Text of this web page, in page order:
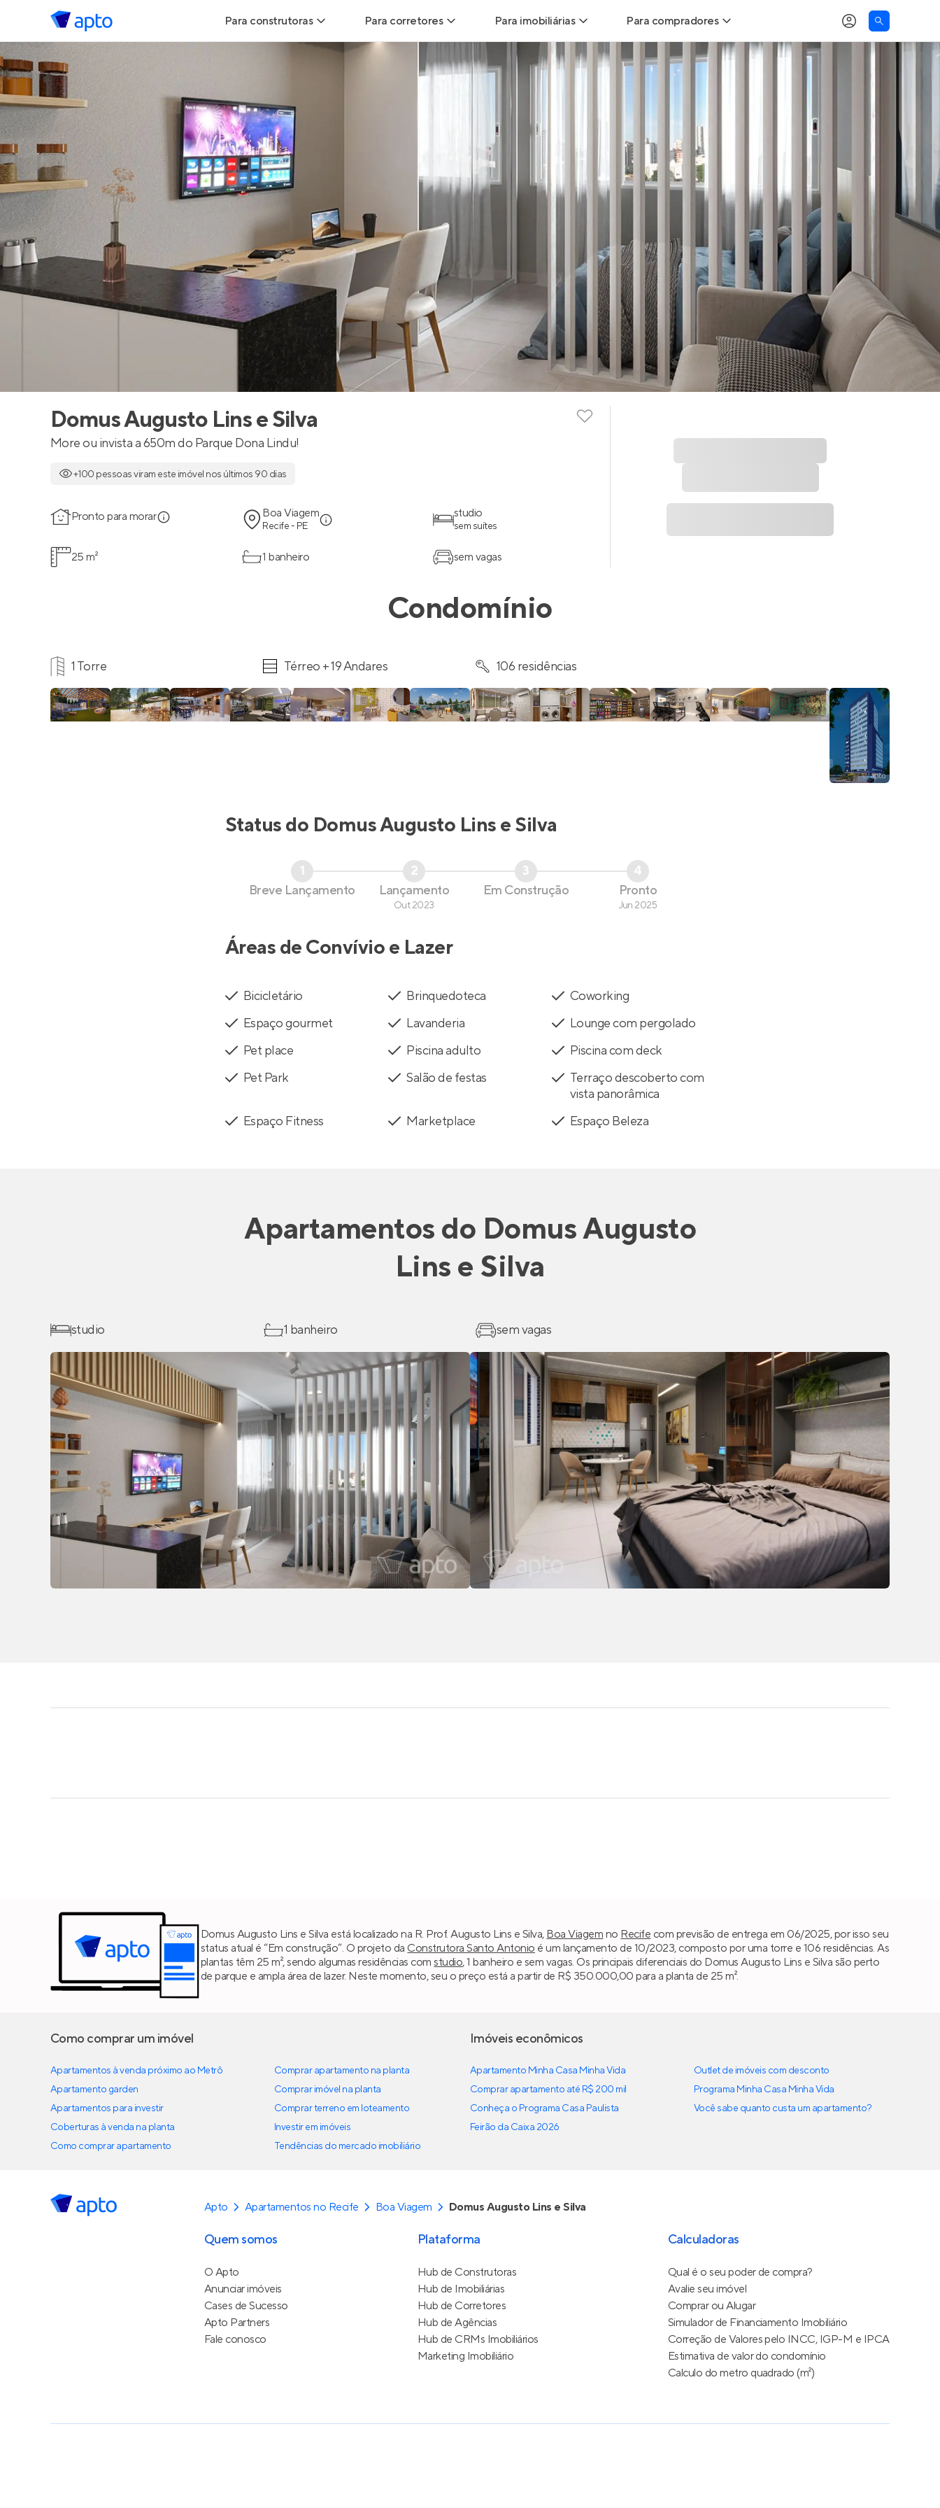
Para construtoras
Geração de Visitas
Geração de Vendas
Maiores Construtoras
Parcerias Imobiliárias
Anunciar Imóveis
Para corretores
Leads para Corretores
Parcerias imobiliárias
Hub de Corretores
Anunciar imóveis
Para imobiliárias
Leads para Imobiliárias
Anunciar imóveis
Para compradores
Buscar um imóvel novo
Comprar x Alugar
Correção do INCC
Simulador de Financiamento
Encontre um corretor
Domus Augusto Lins e Silva
More ou invista a 650m do Parque Dona Lindu!
+100 pessoas viram este imóvel nos últimos 90 dias
Pronto para morar Boa Viagem
Recife - PE
studio
sem suítes
25 m² 1 banheiro sem vagas
Condomínio
1 Torre Térreo + 19 Andares 106 residências
Status do Domus Augusto Lins e Silva
1
Breve Lançamento
2
Lançamento
Out 2023
3
Em Construção
4
Pronto
Jun 2025
Áreas de Convívio e Lazer
Bicicletário Brinquedoteca
Coworking
Espaço gourmet
Lavanderia
Lounge com pergolado
Pet place
Piscina adulto
Piscina com deck
Pet Park
Salão de festas
Terraço descoberto com
vista panorâmica
Espaço Fitness
Marketplace Espaço Beleza
Apartamentos do Domus Augusto
Lins e Silva
studio 1 banheiro sem vagas
Domus Augusto Lins e Silva está localizado na R. Prof. Augusto Lins e Silva, Boa Viagem no Recife com previsão de entrega em 06/2025, por isso seu
status atual é “Em construção”. O projeto da Construtora Santo Antonio é um lançamento de 10/2023, composto por uma torre e 106 residências. As
plantas têm 25 m², sendo algumas residências comstudio, 1 banheiro e sem vagas. Os principais diferenciais do Domus Augusto Lins e Silva são perto
de parque e ampla área de lazer. Neste momento, seu o preço está a partir de R$ 350.000,00 para a planta de 25 m².
Como comprar um imóvel
Apartamentos à venda próximo ao Metrô
Apartamento garden
Apartamentos para investir
Coberturas à venda na planta
Como comprar apartamento
Comprar apartamento na planta
Comprar imóvel na planta
Comprar terreno em loteamento
Investir em imóveis
Tendências do mercado imobiliário
Imóveis econômicos
Apartamento Minha Casa Minha Vida
Comprar apartamento até R$ 200 mil
Conheça o Programa Casa Paulista
Feirão da Caixa 2026
Outlet de imóveis com desconto
Programa Minha Casa Minha Vida
Você sabe quanto custa um apartamento?
Apto Apartamentos no Recife Boa Viagem Domus Augusto Lins e Silva
Quem somos
O Apto
Anunciar imóveis
Cases de Sucesso
Apto Partners
Fale conosco
Plataforma
Hub de Construtoras
Hub de Imobiliárias
Hub de Corretores
Hub de Agências
Hub de CRMs Imobiliários
Marketing Imobiliário
Calculadoras
Qual é o seu poder de compra?
Avalie seu imóvel
Comprar ou Alugar
Simulador de Financiamento Imobiliário
Correção de Valores pelo INCC, IGP-M e IPCA
Estimativa de valor do condomínio
Calculo do metro quadrado (m²)